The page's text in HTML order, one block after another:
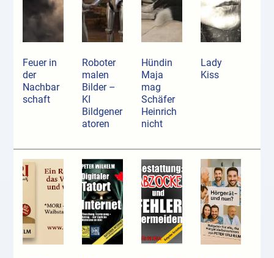
Feuer in
der
Nachbar
schaft
Roboter
malen
Bilder –
KI
Bildgener
atoren
Hündin
Maja
mag
Schäfer
Heinrich
nicht
Lady
Kiss